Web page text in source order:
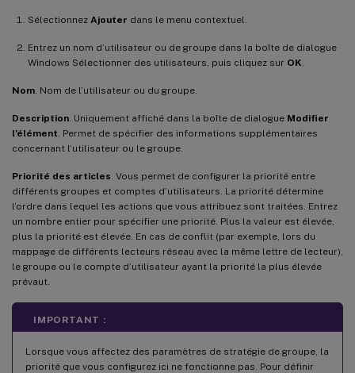
Sélectionnez Ajouter dans le menu contextuel.
Entrez un nom d’utilisateur ou de groupe dans la boîte de dialogue
Windows Sélectionner des utilisateurs, puis cliquez sur OK
Nom . Nom de l’utilisateur ou du groupe.
Description . Uniquement affiché dans la boîte de dialogue Modifier
l’élément . Permet de spécifier des informations supplémentaires
concernant l’utilisateur ou le groupe.
Priorité des articles . Vous permet de configurer la priorité entre
différents groupes et comptes d’utilisateurs. La priorité détermine
l’ordre dans lequel les actions que vous attribuez sont traitées. Entrez
un nombre entier pour spécifier une priorité. Plus la valeur est élevée,
plus la priorité est élevée. En cas de conflit (par exemple, lors du
mappage de différents lecteurs réseau avec la même lettre de lecteur),
le groupe ou le compte d’utilisateur ayant la priorité la plus élevée
prévaut.
IMPORTANT :
Lorsque vous affectez des paramètres de stratégie de groupe, la
priorité que vous configurez ici ne fonctionne pas. Pour définir